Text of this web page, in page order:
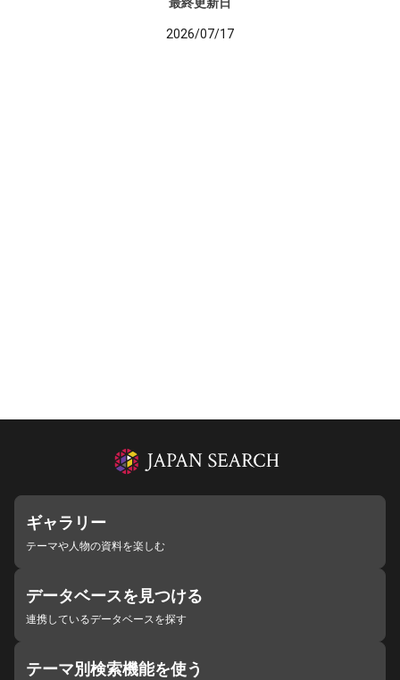
2026/07/17
ギャラリー
テーマや人物の資料を楽しむ
データベースを見つける
連携しているデータベースを探す
テーマ別検索機能を使う